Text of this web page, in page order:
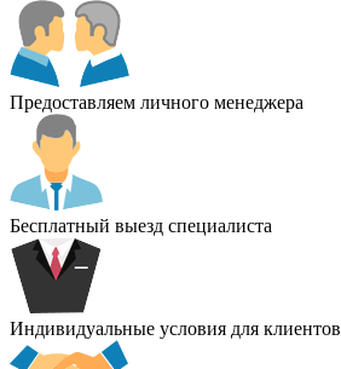
Предоставляем личного менеджера
Бесплатный выезд специалиста
Индивидуальные условия для клиентов